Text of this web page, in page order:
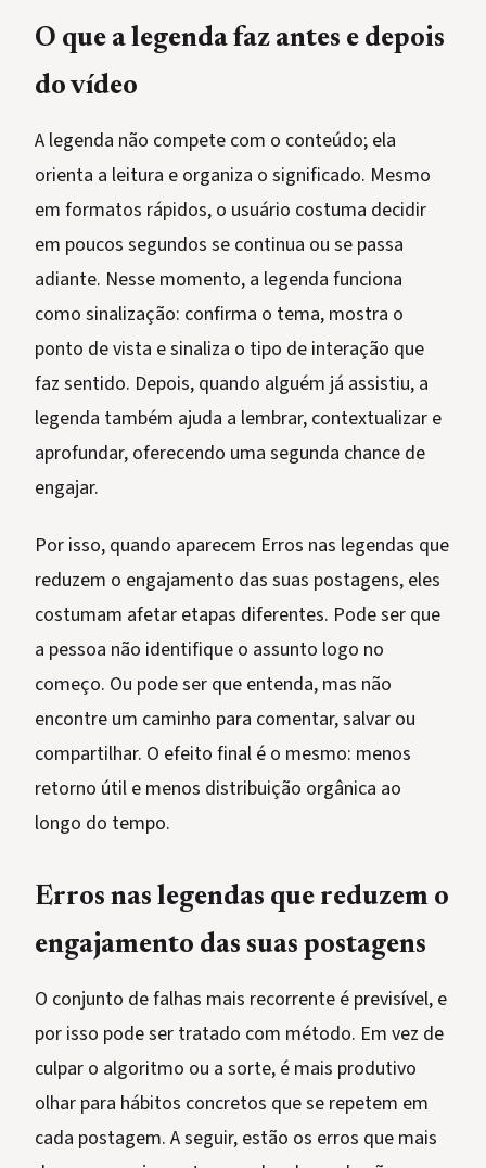
O que a legenda faz antes e depois
do vídeo
A legenda não compete com o conteúdo; ela
orienta a leitura e organiza o significado. Mesmo
em formatos rápidos, o usuário costuma decidir
em poucos segundos se continua ou se passa
adiante. Nesse momento, a legenda funciona
como sinalização: confirma o tema, mostra o
ponto de vista e sinaliza o tipo de interação que
faz sentido. Depois, quando alguém já assistiu, a
legenda também ajuda a lembrar, contextualizar e
aprofundar, oferecendo uma segunda chance de
engajar.
Por isso, quando aparecem Erros nas legendas que
reduzem o engajamento das suas postagens, eles
costumam afetar etapas diferentes. Pode ser que
a pessoa não identifique o assunto logo no
começo. Ou pode ser que entenda, mas não
encontre um caminho para comentar, salvar ou
compartilhar. O efeito final é o mesmo: menos
retorno útil e menos distribuição orgânica ao
longo do tempo.
Erros nas legendas que reduzem o
engajamento das suas postagens
O conjunto de falhas mais recorrente é previsível, e
por isso pode ser tratado com método. Em vez de
culpar o algoritmo ou a sorte, é mais produtivo
olhar para hábitos concretos que se repetem em
cada postagem. A seguir, estão os erros que mais